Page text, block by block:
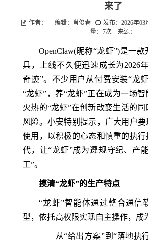
来了
作者： 编辑：肖俊春 发布：2026年
量： 7次 来源：
OpenClaw(昵称“龙虾”)是一
具，上线不久便迅速成长为2026
奇迹”。不少用户从付费安装“龙
“龙虾”，养“龙虾”正在成为一场
火热的“龙虾”在创新改变生活的
风险。小安特别提示，广大用户
使用，以积极的心态和慎重的执
代，让“龙虾”成为遵规守纪、产
工”。
摸清“龙虾”的生产特点
“龙虾”智能体通过整合通信
型，依托高权限实现自主操作，成
——从“给出方案”到“落地执